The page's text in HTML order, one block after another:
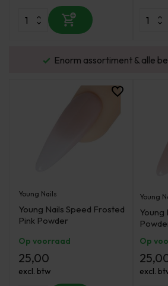
Enorm assortiment & alle
Young Nails
Young Nails Speed Frosted
Pink Powder
Op voorraad
25,00
excl. btw
Young
Young
Op
excl.